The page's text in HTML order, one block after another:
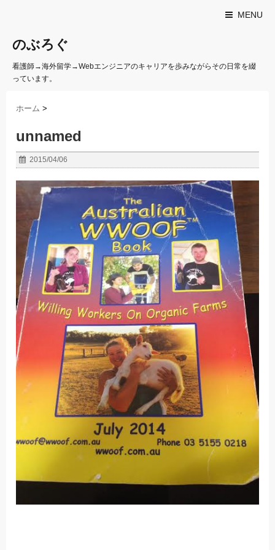
MENU
のぶろぐ
看護師→海外留学→Webエンジニアのキャリアを歩みながらその日常を綴
っています。
ホーム >
unnamed
2015/04/06